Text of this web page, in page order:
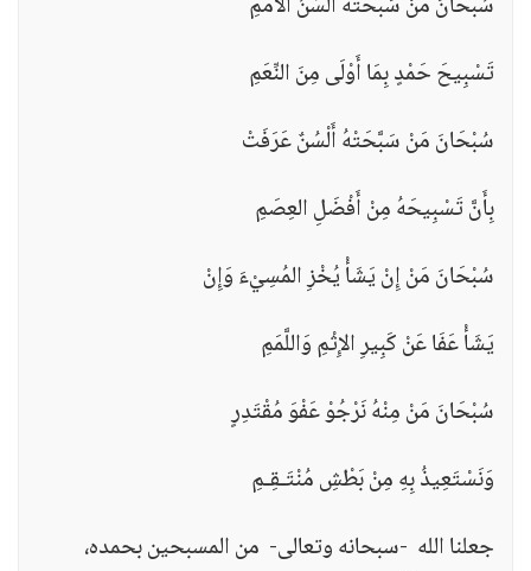
تَسْبِيحَ حَمْدٍ بِمَا أَوْلَى مِنَ النِّعَمِ
سُبْحَانَ مَنْ سَبَّحَتْهُ أَلْسُنٌ عَرَفَتْ
بِأَنَّ تَسْبِيحَهُ مِنْ أَفْضَلِ العِصَمِ
سُبْحَانَ مَنْ إِنْ يَشَأْ يُخْزِ المُسِيْءَ وَإِنْ
يَشَأْ عَفَا عَنْ كَبِيرِ الإِثْمِ وَاللَّمَمِ
سُبْحَانَ مَنْ مِنْهُ نَرْجُوْ عَفْوَ مُقْتَدِرٍ
وَنَسْتَعِيذُ بِهِ مِنْ بَطْشِ مُنْتَـقِـمِ
جعلنا الله -سبحانه وتعالى- من المسبحين بحمده،